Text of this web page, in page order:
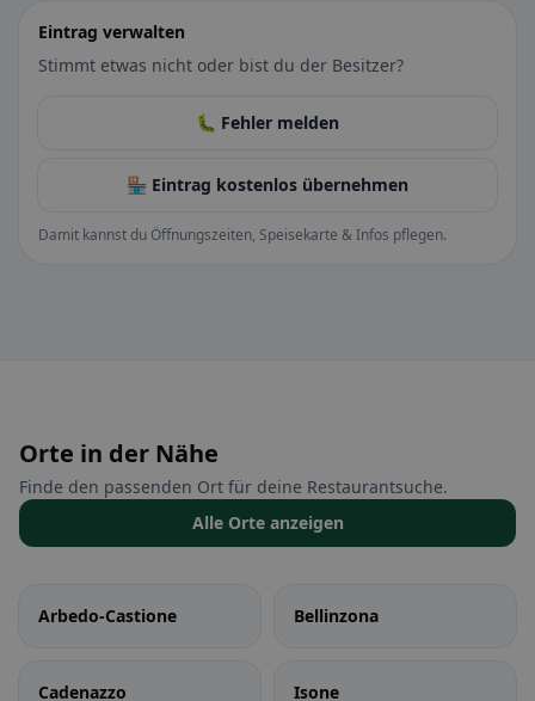
Eintrag verwalten
Stimmt etwas nicht oder bist du der Besitzer?
🐛 Fehler melden
🏪 Eintrag kostenlos übernehmen
Damit kannst du Öffnungszeiten, Speisekarte & Infos pflegen.
Orte in der Nähe
Finde den passenden Ort für deine Restaurantsuche.
Alle Orte anzeigen
Arbedo-Castione Bellinzona
Cadenazzo Isone